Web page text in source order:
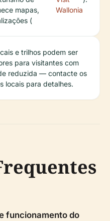
mapas,
(
Wallonia
e trilhos podem ser
para visitantes com
reduzida — contacte os
locais para detalhes.
funcionamento do